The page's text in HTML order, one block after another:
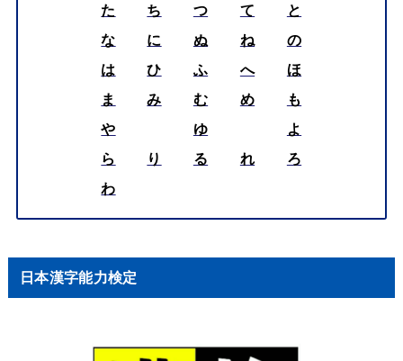
た
ち つ て
と
な
に ぬ ね
の
は
ひ ふ へ
ほ
ま
み む め
も
や
ゆ
よ
ら
り る れ
ろ
わ
日本漢字能力検定